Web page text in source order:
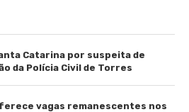
Catarina por suspeita de
da Polícia Civil de Torres
vagas remanescentes nos